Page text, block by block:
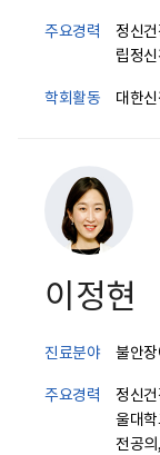
주요경력
정신
립정
학회활동 대한
이정현
진료분야 불안
주요경력
정신
울대
전공